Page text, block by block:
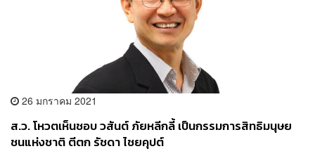
26 มกราคม 2021
ส.ว. โหวตเห็นชอบ วสันต์ ภัยหลีกลี้ เป็นกรรมการสิทธิมนุษย
ชนแห่งชาติ ตีตก รัชดา ไชยคุปต์